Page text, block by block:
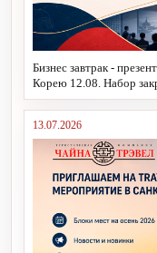
Бизнес завтрак -
Корею 12.08. Набор
13.07.2026